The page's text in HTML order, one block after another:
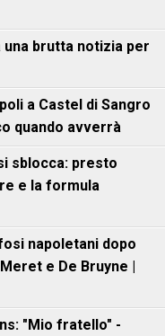
una brutta notizia per
a Castel di Sangro
quando avverrà
sblocca: presto
e la formula
napoletani dopo
e De Bruyne |
"Mio fratello" -